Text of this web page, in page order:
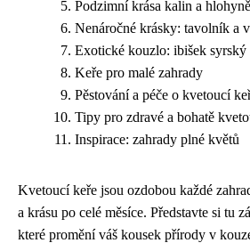
Podzimní krása kalin a hlohyně
Nenáročné krásky: tavolník a
Exotické kouzlo: ibišek syrský
Keře pro malé zahrady
Pěstování a péče o kvetoucí
Tipy pro zdravé a bohatě
Inspirace: zahrady plné květů
Kvetoucí keře jsou ozdobou každé
a krásu po celé měsíce. Představte si tu
které promění váš kousek přírody v